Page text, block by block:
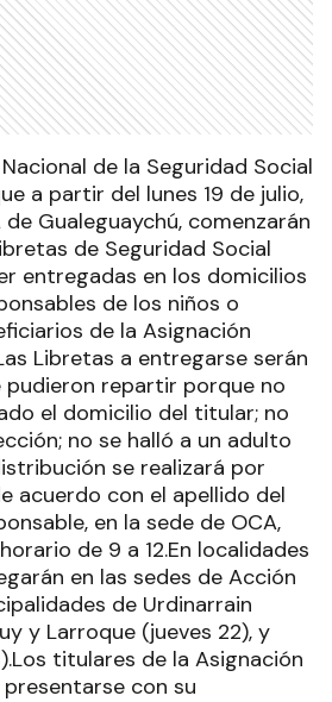
de la Seguridad Social
a partir del lunes 19 de julio,
Gualeguaychú, comenzarán
de Seguridad Social
entregadas en los domicilios
de los niños o
de la Asignación
Libretas a entregarse serán
pudieron repartir porque no
el domicilio del titular; no
no se halló a un adulto
se realizará por
acuerdo con el apellido del
en la sede de OCA,
de 9 a 12.En localidades
en las sedes de Acción
de Urdinarrain
y Larroque (jueves 22), y
titulares de la Asignación
con su